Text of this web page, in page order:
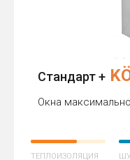
Стандарт +
Окна
ТЕПЛОИЗОЛЯЦИЯ